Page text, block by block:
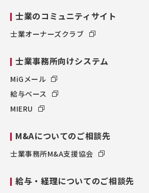
士業のコミュニティサイト
士業オーナーズクラブ
士業事務所向けシステム
MiGメール
給与ベース
MIERU
M&Aについてのご相談先
士業事務所M&A支援協会
給与・経理についてのご相談先